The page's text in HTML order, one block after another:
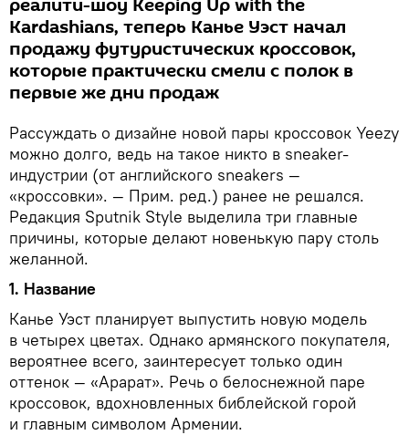
реалити-шоу Keeping Up with the
Kardashians, теперь Канье Уэст начал
продажу футуристических кроссовок,
которые практически смели с полок в
первые же дни продаж
Рассуждать о дизайне новой пары кроссовок Yeezy
можно долго, ведь на такое никто в sneaker-
индустрии (от английского sneakers —
«кроссовки». — Прим. ред.) ранее не решался.
Редакция Sputnik Style выделила три главные
причины, которые делают новенькую пару столь
желанной.
1. Название
Канье Уэст планирует выпустить новую модель
в четырех цветах. Однако армянского покупателя,
вероятнее всего, заинтересует только один
оттенок — «Арарат». Речь о белоснежной паре
кроссовок, вдохновленных библейской горой
и главным символом Армении.